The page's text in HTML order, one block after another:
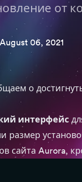
от
August 06, 2021
о
интерфейс
сайта Aurora,